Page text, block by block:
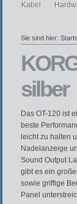
Kabel
Sie sind hier:
silber
Das OT-120 ist
beste
leicht zu halten
Nadelanzeige
Sound Output
gibt es ein
sowie griffige
Panel